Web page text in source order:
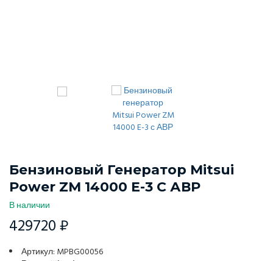
Бензиновый Генератор Mitsui
Power ZM 14000 E-3 С АВР
В наличии
429720 ₽
Артикул: MPBG00056